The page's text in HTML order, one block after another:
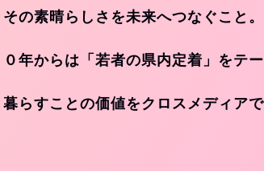
その素晴らしさを未来へつなぐこと。
０年からは「若者の県内定着」をテー
らすことの価値をクロスメディアで